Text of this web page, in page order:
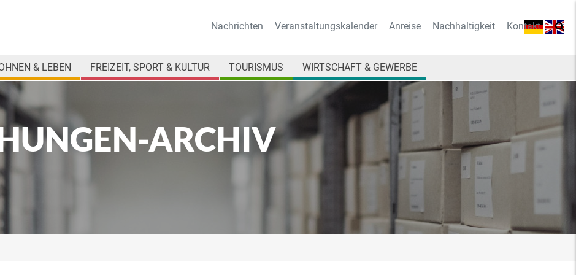
Nachrichten Veranstaltungskalender Anreise Nachhaltigkeit Kontakt
& LEBEN FREIZEIT, SPORT & KULTUR TOURISMUS WIRTSCHAFT & GEWERBE
ARCHIV